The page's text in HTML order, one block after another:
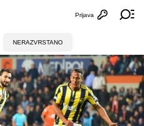
Otvori
Prijava
NERAZVRSTANO